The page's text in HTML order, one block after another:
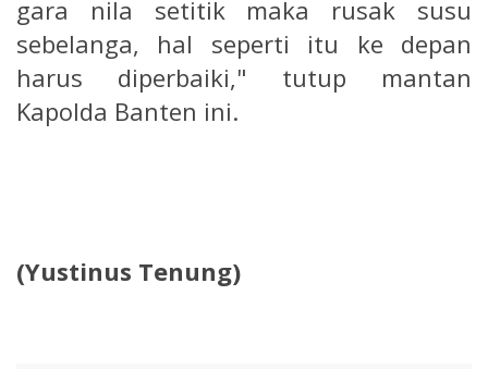
gara nila setitik maka rusak susu
sebelanga, hal seperti itu ke depan
harus diperbaiki," tutup mantan
Kapolda Banten ini.
(Yustinus Tenung)